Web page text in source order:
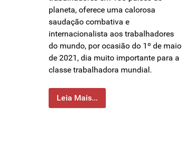
planeta, oferece uma calorosa
saudação combativa e
internacionalista aos trabalhadores
do mundo, por ocasião do 1º de maio
de 2021, dia muito importante para a
classe trabalhadora mundial.
Leia Mais...